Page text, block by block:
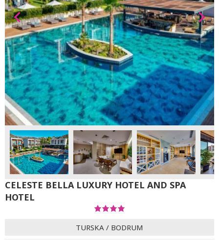
CELESTE BELLA LUXURY HOTEL AND SPA
HOTEL
TURSKA / BODRUM